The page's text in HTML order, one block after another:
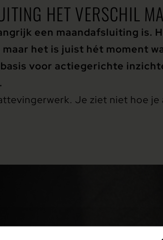
HET VERSCHIL
een maandafsluiting is.
het is juist hét moment
voor actiegerichte
Je ziet niet hoe je